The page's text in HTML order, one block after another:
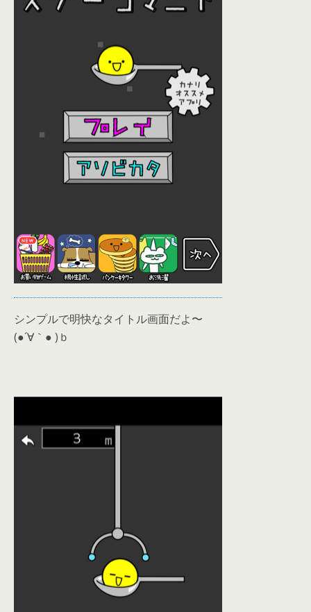
シンプルで明快なタイトル画面だよ〜
(●´∀｀● )ｂ